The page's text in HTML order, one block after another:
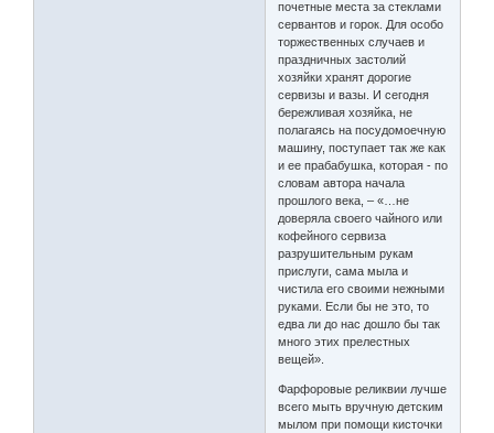
почетные места за стеклами
сервантов и горок. Для особо
торжественных случаев и
праздничных застолий
хозяйки хранят дорогие
сервизы и вазы. И сегодня
бережливая хозяйка, не
полагаясь на посудомоечную
машину, поступает так же как
и ее прабабушка, которая - по
словам автора начала
прошлого века, – «…не
доверяла своего чайного или
кофейного сервиза
разрушительным рукам
прислуги, сама мыла и
чистила его своими нежными
руками. Если бы не это, то
едва ли до нас дошло бы так
много этих прелестных
вещей».
Фарфоровые реликвии лучше
всего мыть вручную детским
мылом при помощи кисточки